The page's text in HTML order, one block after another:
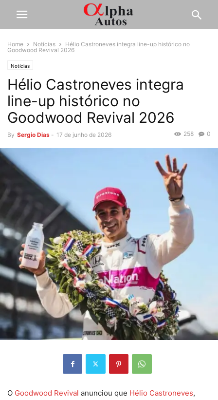
Home Notícias
Hélio Castroneves integra line-up histórico no
Goodwood Revival 2026
Notícias
Hélio Castroneves integra
line-up histórico no
Goodwood Revival 2026
By Sergio Dias - 17 de junho de 2026 0
258
O Goodwood Revival anunciou que Hélio Castroneves,